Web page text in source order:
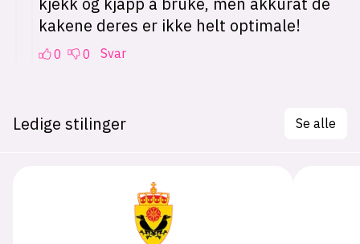
Ledige stilinger Se alle